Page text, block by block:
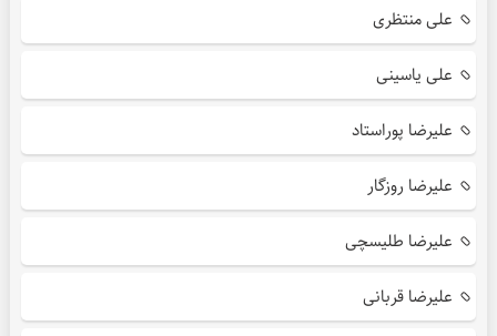
علی منتظری
علی یاسینی
علیرضا پوراستاد
علیرضا روزگار
علیرضا طلیسچی
علیرضا قربانی